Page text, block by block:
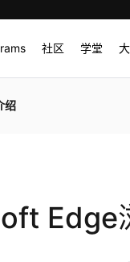
社区 学堂
绍
Edge